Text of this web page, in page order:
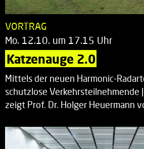
VORTRAG
Mo. 12.10. um 17.15 Uhr
Katzenauge 2.0
Mittels der neuen Harmonic-
schutzlose Verkehrsteilnehmende
zeigt Prof. Dr. Holger Heuermann